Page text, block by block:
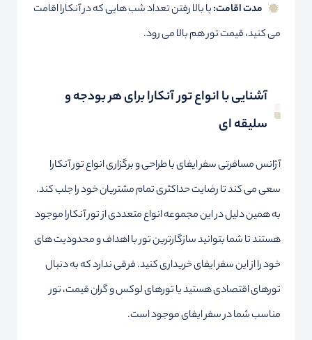
مدت اقامت:با بالا رفتن تعداد شب هایی که در آنکارا اقامت
می کنید، قیمت تور هم بالا می رود.
آشنایی با انواع تور آنکارا برای هر بودجه و
سلیقه ای
آژانس مسافرتی سفر ایفای با طراحی و برگزاری انواع تور آنکارا
سعی می کند تا رضایت حداکثری تمام مشتریان خود را جلب کند.
به همین دلیل در این مجموعه انواع متعددی از تور آنکارا موجود
هستند تا شما بتوانید سازگارترین تور با اهداف و محدودیت های
خود را از این سفر ایفای خریداری کنید. فرقی ندارد که به دنبال
تورهای اقتصادی هستید یا تورهای لوکس و گران قیمت، تور
مناسب شما در سفر ایفای موجود است.